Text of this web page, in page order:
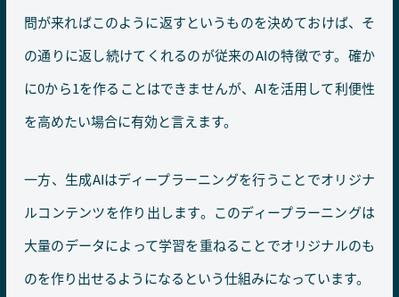
問が来ればこのように返すというものを決めておけば、そ
の通りに返し続けてくれるのが従来のAIの特徴です。確か
に0から1を作ることはできませんが、AIを活用して利便性
を高めたい場合に有効と言えます。
一方、生成AIはディープラーニングを行うことでオリジナ
ルコンテンツを作り出します。このディープラーニングは
大量のデータによって学習を重ねることでオリジナルのも
のを作り出せるようになるという仕組みになっています。